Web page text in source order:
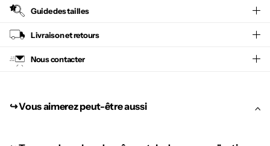
Guide des tailles
Livraison et retours
Nous contacter
↪︎ Vous aimerez peut-être aussi